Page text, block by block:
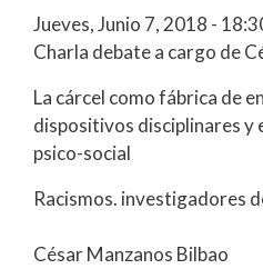
Jueves, Junio 7, 2018 -
Charla debate a cargo de
La cárcel como fábrica de
dispositivos disciplinares y
psico-social
Racismos. investigadores
César Manzanos Bilbao